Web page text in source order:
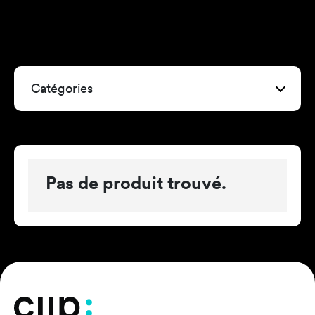
Catégories
Pas de produit trouvé.